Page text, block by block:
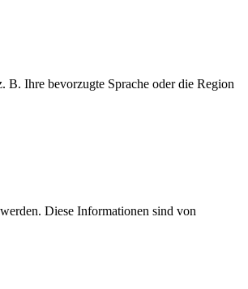
B. Ihre bevorzugte Sprache oder die Region
Diese Informationen sind von